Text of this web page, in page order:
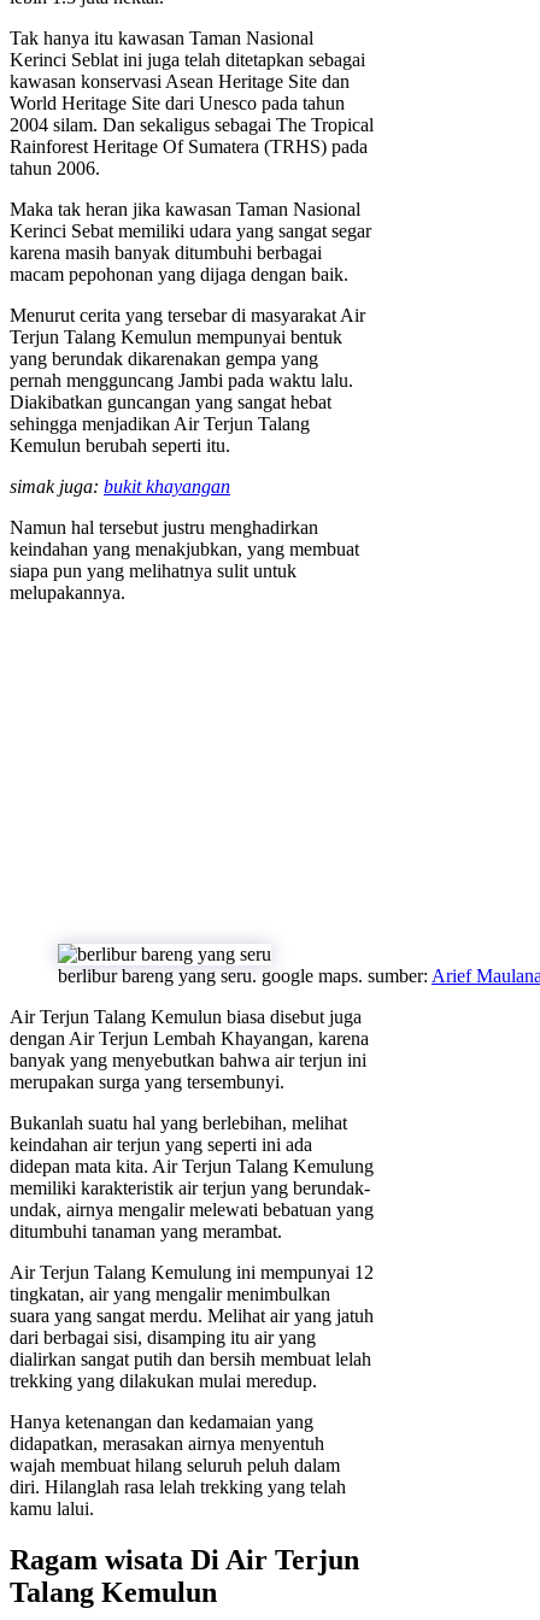
Tak hanya itu kawasan Taman Nasional
Kerinci Seblat ini juga telah ditetapkan sebagai
kawasan konservasi Asean Heritage Site dan
World Heritage Site dari Unesco pada tahun
2004 silam. Dan sekaligus sebagai The Tropical
Rainforest Heritage Of Sumatera (TRHS) pada
tahun 2006.
Maka tak heran jika kawasan Taman Nasional
Kerinci Sebat memiliki udara yang sangat segar
karena masih banyak ditumbuhi berbagai
macam pepohonan yang dijaga dengan baik.
Menurut cerita yang tersebar di masyarakat Air
Terjun Talang Kemulun mempunyai bentuk
yang berundak dikarenakan gempa yang
pernah mengguncang Jambi pada waktu lalu.
Diakibatkan guncangan yang sangat hebat
sehingga menjadikan Air Terjun Talang
Kemulun berubah seperti itu.
simak juga: bukit khayangan
Namun hal tersebut justru menghadirkan
keindahan yang menakjubkan, yang membuat
siapa pun yang melihatnya sulit untuk
melupakannya.
berlibur bareng yang seru. google maps. sumber: Arief
Air Terjun Talang Kemulun biasa disebut juga
dengan Air Terjun Lembah Khayangan, karena
banyak yang menyebutkan bahwa air terjun ini
merupakan surga yang tersembunyi.
Bukanlah suatu hal yang berlebihan, melihat
keindahan air terjun yang seperti ini ada
didepan mata kita. Air Terjun Talang Kemulung
memiliki karakteristik air terjun yang berundak-
undak, airnya mengalir melewati bebatuan yang
ditumbuhi tanaman yang merambat.
Air Terjun Talang Kemulung ini mempunyai 12
tingkatan, air yang mengalir menimbulkan
suara yang sangat merdu. Melihat air yang jatuh
dari berbagai sisi, disamping itu air yang
dialirkan sangat putih dan bersih membuat lelah
trekking yang dilakukan mulai meredup.
Hanya ketenangan dan kedamaian yang
didapatkan, merasakan airnya menyentuh
wajah membuat hilang seluruh peluh dalam
diri. Hilanglah rasa lelah trekking yang telah
kamu lalui.
Ragam wisata Di Air Terjun
Talang Kemulun